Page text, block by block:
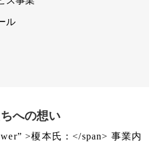
ル
への想い
>榎本氏：</span> 事業内